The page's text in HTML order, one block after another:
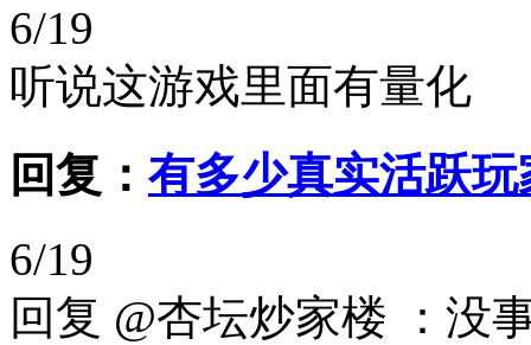
6/19
听说这游戏里面有量化
回复： 有多少真实活跃
6/19
回复 @杏坛炒家楼 ：没